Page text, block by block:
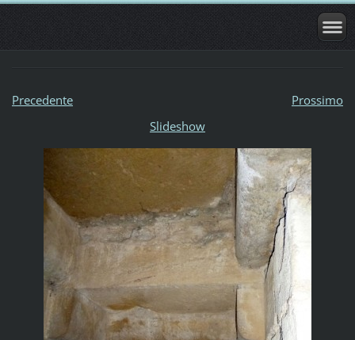
Precedente
Prossimo
Slideshow